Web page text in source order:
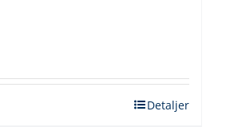
Detaljer